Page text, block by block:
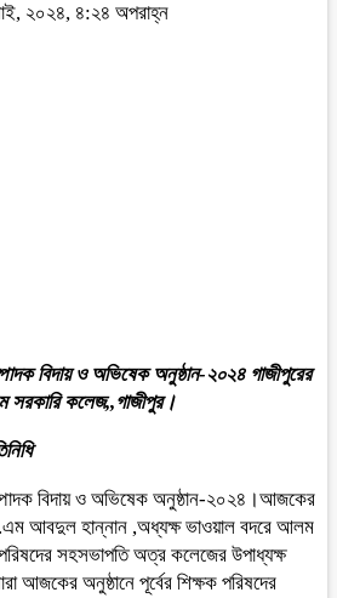
২০২৪, ৪:২৪ অপরাহ্ন
বিদায় ও অভিষেক অনুষ্ঠান-২০২৪ গাজীপুরের
সরকারি কলেজ,,গাজীপুর।
বিদায় ও অভিষেক অনুষ্ঠান-২০২৪।আজকের
আবদুল হান্নান ,অধ্যক্ষ ভাওয়াল বদরে আলম
সহসভাপতি অত্র কলেজের উপাধ্যক্ষ
অনুষ্ঠানে পূর্বের শিক্ষক পরিষদের